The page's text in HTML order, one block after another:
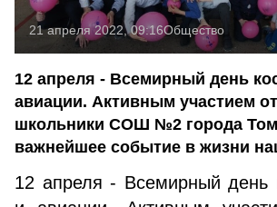
21 апреля 2022, 09:16Общество
12 апреля - Всемирный день
авиации. Активным участием
школьники СОШ №2 города
важнейшее событие в жизни
12 апреля - Всемирный день